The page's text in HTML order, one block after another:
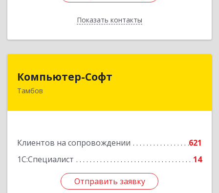
Показать контакты
Назад
Компьютер-Софт
Тамбов
Клиентов на сопровождении
621
1С:Специалист
14
Отправить заявку
392000, Тамбовская обл, Тамбов г, Советская
Отправить заявку